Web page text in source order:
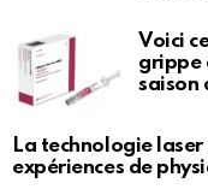
Voici
grippe
saison
La technologie
expériences de